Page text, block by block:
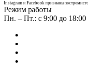
Instagram и Facebook признаны
Режим работы
Пн. – Пт.: с 9:00 до 18:00